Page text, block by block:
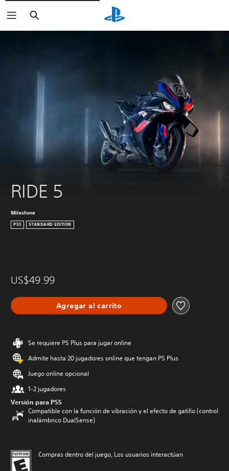
Buscar
RIDE 5
Milestone
PS5 STANDARD EDITION
US$49.99
Agregar al carrito
Se requiere PS Plus para jugar online
Admite hasta 20 jugadores online que tengan PS Plus
Juego online opcional
1-2 jugadores
Versión para PS5
Compatible con la función de vibración y el efecto de gatillo (control
inalámbrico DualSense)
Compras dentro del juego, Los usuarios interactúan